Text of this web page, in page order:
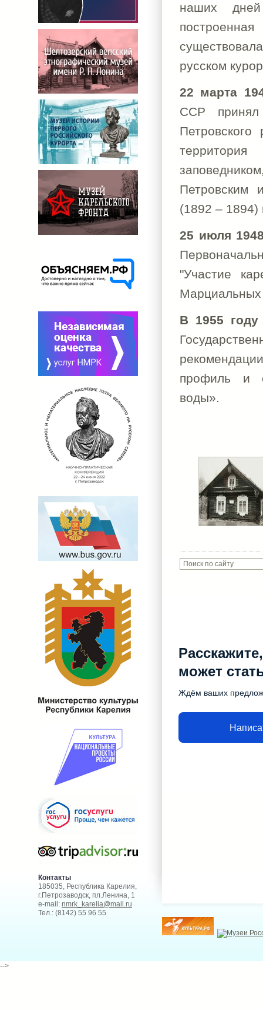
наших дней
русском
22 марта
ССР
Петровским
(1892 – 1894)
25 июля
"Участие
Марциальных
В 1955
профиль и
воды».
может
Ждём ваших
Контакты
185035, Республика Карелия,
г.Петрозаводск, пл.Ленина, 1
e-mail: nmrk_karelia@mail.ru
Тел.: (8142) 55 96 55
-->